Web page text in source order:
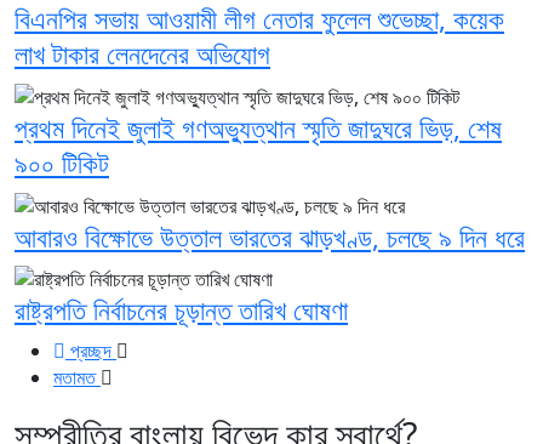
প্রচ্ছদ
মতামত
সম্প্রীতির বাংলায় বিভেদ কার স্বার্থে?
বিএনপির সভায় আওয়ামী লীগ নেতার ফুলেল শুভেচ্ছা, কয়েক
লাখ টাকার লেনদেনের অভিযোগ
প্রথম দিনেই জুলাই গণঅভ্যুত্থান স্মৃতি জাদুঘরে ভিড়, শেষ
৯০০ টিকিট
আবারও বিক্ষোভে উত্তাল ভারতের ঝাড়খণ্ড, চলছে ৯ দিন ধরে
রাষ্ট্রপতি নির্বাচনের চূড়ান্ত তারিখ ঘোষণা